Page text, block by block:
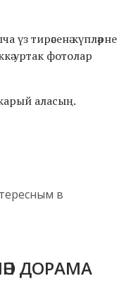
үз тирәсенә күпләрне
уртак фотолар
аласың.
в
ДОРАМА